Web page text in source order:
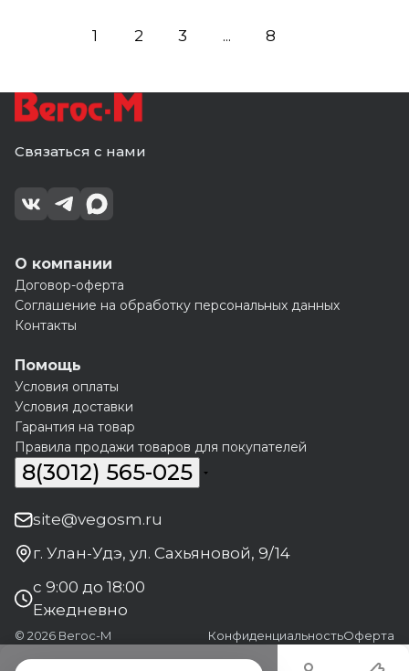
1 2 3 ... 8
Связаться с нами
О компании
Договор-оферта
Соглашение на обработку персональных данных
Контакты
Помощь
Условия оплаты
Условия доставки
Гарантия на товар
Правила продажи товаров для покупателей
8(3012) 565-025
site@vegosm.ru
г. Улан-Удэ, ул. Сахьяновой, 9/14
с 9:00 до 18:00
Ежедневно
© 2026 Вегос-М КонфиденциальностьОферта